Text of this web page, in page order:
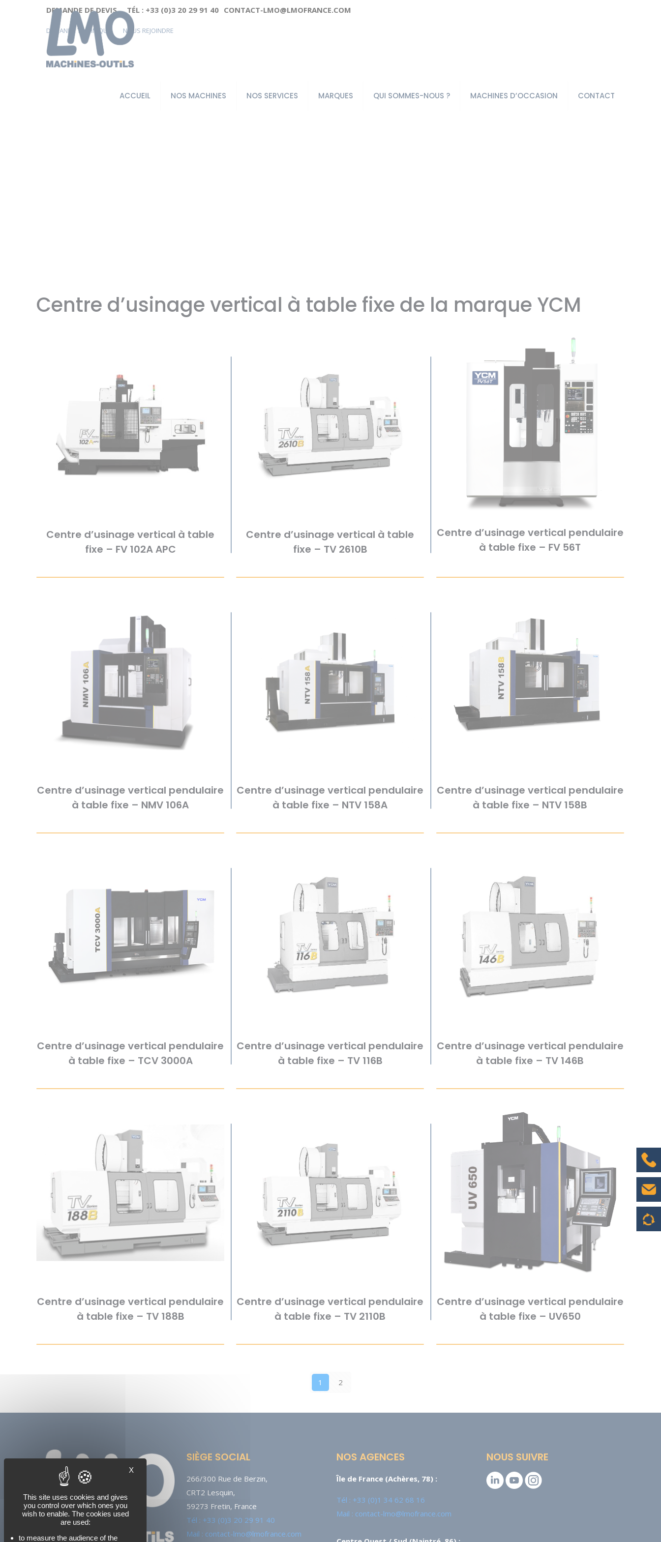
DEMANDE DE DEVIS TÉL : +33 (0)3 20 29 91 40 CONTACT-LMO@LMOFRANCE.COM
DEMANDE TECHNIQUE NOUS REJOINDRE
ACCUEIL NOS MACHINES NOS SERVICES MARQUES QUI SOMMES-NOUS ? MACHINES D’OCCASION CONTACT
Centre d’usinage vertical à table fixe de la marque YCM
Centre d’usinage vertical à table
fixe – FV 102A APC
Centre d’usinage vertical à table
fixe – TV 2610B
Centre d’usinage vertical pendulaire
à table fixe – FV 56T
Centre d’usinage vertical pendulaire
à table fixe – NMV 106A
Centre d’usinage vertical pendulaire
à table fixe – NTV 158A
Centre d’usinage vertical pendulaire
à table fixe – NTV 158B
Centre d’usinage vertical pendulaire
à table fixe – TCV 3000A
Centre d’usinage vertical pendulaire
à table fixe – TV 116B
Centre d’usinage vertical pendulaire
à table fixe – TV 146B
Centre d’usinage vertical pendulaire
à table fixe – TV 188B
Centre d’usinage vertical pendulaire
à table fixe – TV 2110B
Centre d’usinage vertical pendulaire
à table fixe – UV650
1 2
SIÈGE SOCIAL
266/300 Rue de Berzin,
CRT2 Lesquin,
59273 Fretin, France
Tél : +33 (0)3 20 29 91 40
Mail : contact-lmo@lmofrance.com
NOS AGENCES
Île de France (Achères, 78) :
Tél : +33 (0)1 34 62 68 16
Mail : contact-lmo@lmofrance.com
NOUS SUIVRE
Cookies management panel
X
This site uses cookies and gives
you control over which ones you
wish to enable. The cookies used
are used:
to measure the audience of the